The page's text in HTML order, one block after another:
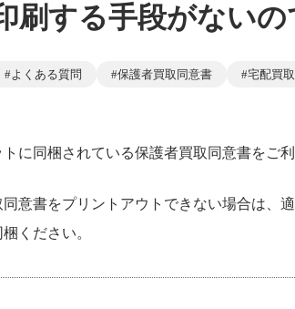
刷する手段がない
よくある質問 保護者買取同意書 宅配買
に同梱されている保護者買取同意書をご
意書をプリントアウトできない場合は、
ください。